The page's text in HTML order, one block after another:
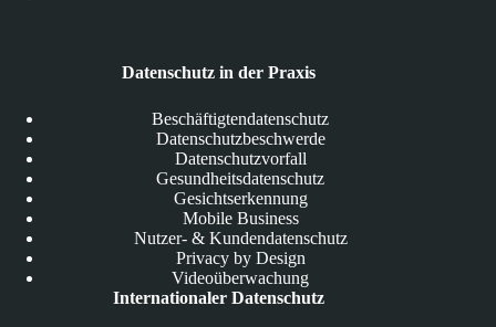
Datenschutz in der Praxis
Beschäftigtendatenschutz
Datenschutzbeschwerde
Datenschutzvorfall
Gesundheitsdatenschutz
Gesichtserkennung
Mobile Business
Nutzer- & Kundendatenschutz
Privacy by Design
Videoüberwachung
Internationaler Datenschutz